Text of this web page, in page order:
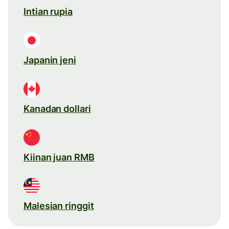
Intian rupia
Japanin jeni
Kanadan dollari
Kiinan juan RMB
Malesian ringgit